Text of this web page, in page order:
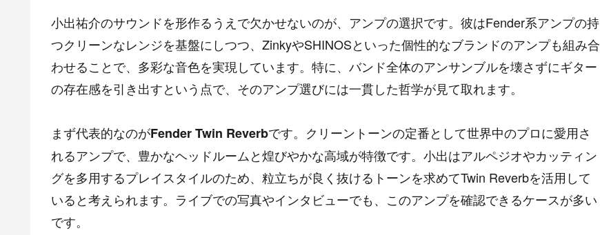
小出祐介のサウンドを形作るうえで欠かせないのが、アンプの選択です。彼はFender系アンプの持
つクリーンなレンジを基盤にしつつ、ZinkyやSHINOSといった個性的なブランドのアンプも組み合
わせることで、多彩な音色を実現しています。特に、バンド全体のアンサンブルを壊さずにギター
の存在感を引き出すという点で、そのアンプ選びには一貫した哲学が見て取れます。
まず代表的なのがFender Twin Reverbです。クリーントーンの定番として世界中のプロに愛用さ
れるアンプで、豊かなヘッドルームと煌びやかな高域が特徴です。小出はアルペジオやカッティン
グを多用するプレイスタイルのため、粒立ちが良く抜けるトーンを求めてTwin Reverbを活用して
いると考えられます。ライブでの写真やインタビューでも、このアンプを確認できるケースが多い
です。